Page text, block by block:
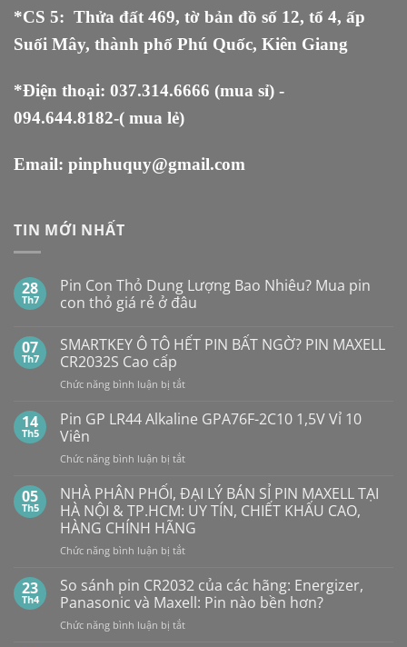
*CS 5: Thửa đất 469, tờ bản đồ số 12, tổ 4, ấp
Suối Mây, thành phố Phú Quốc, Kiên Giang
*Điện thoại: 037.314.6666 (mua sỉ) -
094.644.8182-( mua lẻ)
Email: pinphuquy@gmail.com
TIN MỚI NHẤT
28
Th7
Pin Con Thỏ Dung Lượng Bao Nhiêu? Mua pin
con thỏ giá rẻ ở đâu
bình
luận
ở
Pin
Con
Dung
Lượng
Bao
Nhiêu?
Mua
con
thỏ
giá
rẻ
ở
đâu
07
Th7
SMARTKEY Ô TÔ HẾT PIN BẤT NGỜ? PIN MAXELL
CR2032S Cao cấp
Chức năng bình luận bị tắtở
Ô
PIN
NGỜ?
PIN
MAXELL
CR2032S Cao
cấp
14
Th5
Pin GP LR44 Alkaline GPA76F-2C10 1,5V Vỉ 10
Viên
Chức năng bình luận bị tắtở
GP
LR44
Alkaline
GPA76F-
2C10
Vỉ
10
Viên
05
Th5
NHÀ PHÂN PHỐI, ĐẠI LÝ BÁN SỈ PIN MAXELL TẠI
HÀ NỘI & TP.HCM: UY TÍN, CHIẾT KHẤU CAO,
HÀNG CHÍNH HÃNG
Chức năng bình luận bị tắtở
PHÂN
PHỐI,
ĐẠI
LÝ
23
Th4
So sánh pin CR2032 của các hãng: Energizer,
Panasonic và Maxell: Pin nào bền hơn?
Chức năng bình luận bị tắtở